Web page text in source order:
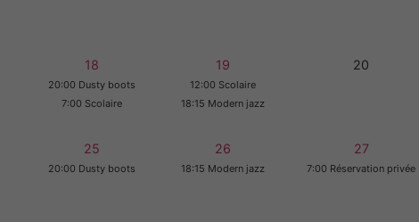
18
20:00 Dusty boots
7:00 Scolaire
19
12:00 Scolaire
18:15 Modern jazz
20
25
20:00 Dusty boots
26
18:15 Modern jazz
27
7:00 Réservation privée